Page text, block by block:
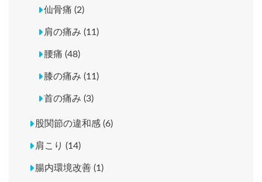
仙骨痛 (2)
肩の痛み (11)
腰痛 (48)
膝の痛み (11)
首の痛み (3)
股関節の違和感 (6)
肩こり (14)
腸内環境改善 (1)